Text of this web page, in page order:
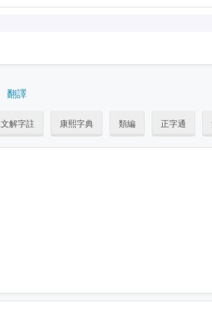
翻譯
解字註 康熙字典 類編 正字通